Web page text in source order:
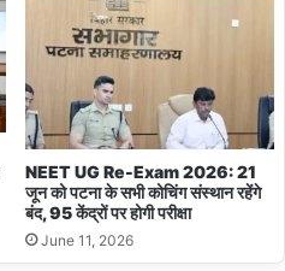
NEET UG Re-Exam 2026: 21
जून को पटना के सभी कोचिंग संस्थान रहेंगे
बंद, 95 केंद्रों पर होगी परीक्षा
June 11, 2026